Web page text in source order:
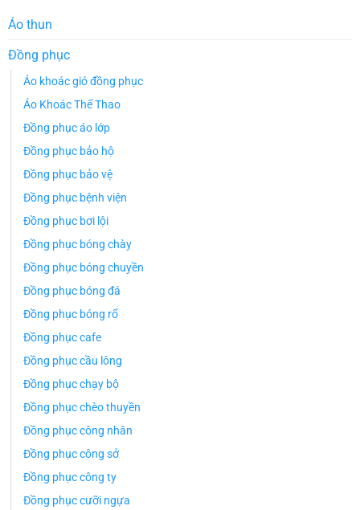
Áo thun
Đồng phục
Áo khoác gió đồng phục
Áo Khoác Thể Thao
Đồng phục áo lớp
Đồng phục bảo hộ
Đồng phục bảo vệ
Đồng phục bệnh viện
Đồng phục bơi lội
Đồng phục bóng chày
Đồng phục bóng chuyền
Đồng phục bóng đá
Đồng phục bóng rổ
Đồng phục cafe
Đồng phục cầu lông
Đồng phục chạy bộ
Đồng phục chèo thuyền
Đồng phục công nhân
Đồng phục công sở
Đồng phục công ty
Đồng phục cưỡi ngựa